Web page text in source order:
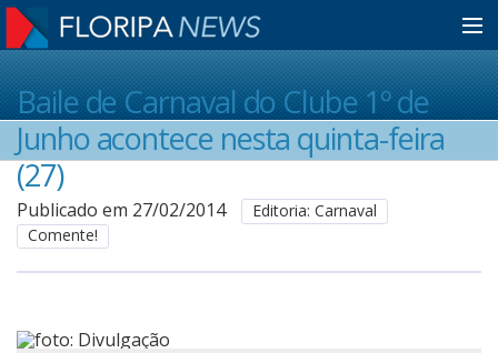
Home
Notícias
Colunistas
Baile de Carnaval do Clube 1º de
Junho acontece nesta quinta-feira
(27)
Publicado em 27/02/2014
Editoria: Carnaval
Comente!